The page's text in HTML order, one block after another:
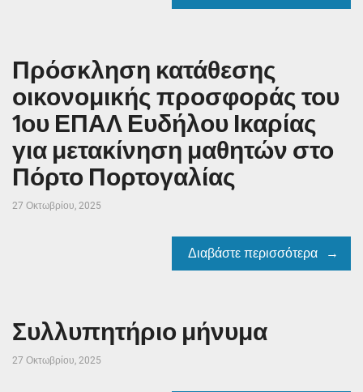
Πρόσκληση κατάθεσης
οικονομικής προσφοράς του
1ου ΕΠΑΛ Ευδήλου Ικαρίας
για μετακίνηση μαθητών στο
Πόρτο Πορτογαλίας
27 Οκτωβρίου, 2025
Διαβάστε περισσότερα
Συλλυπητήριο μήνυμα
27 Οκτωβρίου, 2025